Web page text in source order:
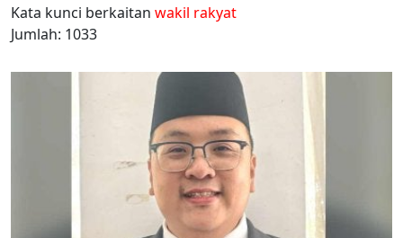
Kata kunci berkaitan wakil rakyat
Jumlah: 1033